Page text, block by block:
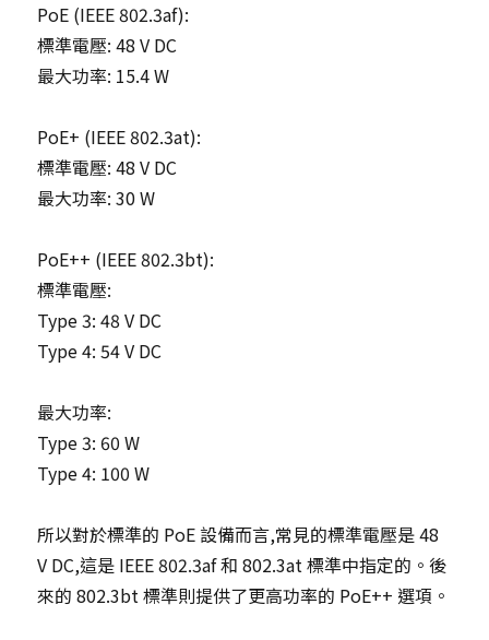
PoE (IEEE 802.3af):
標準電壓: 48 V DC
最大功率: 15.4 W
PoE+ (IEEE 802.3at):
標準電壓: 48 V DC
最大功率: 30 W
PoE++ (IEEE 802.3bt):
標準電壓:
Type 3: 48 V DC
Type 4: 54 V DC
最大功率:
Type 3: 60 W
Type 4: 100 W
所以對於標準的 PoE 設備而言,常見的標準電壓是 48
V DC,這是 IEEE 802.3af 和 802.3at 標準中指定的。後
來的 802.3bt 標準則提供了更高功率的 PoE++ 選項。